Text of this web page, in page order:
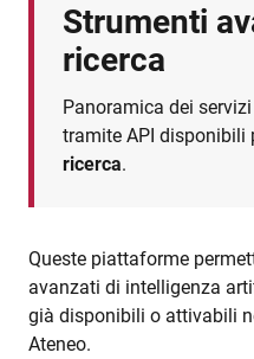
Strumenti
ricerca
Panoramica dei
tramite API disponibili
ricerca.
Queste piattaforme
avanzati di intelligenza
già disponibili o attivabili
Ateneo.